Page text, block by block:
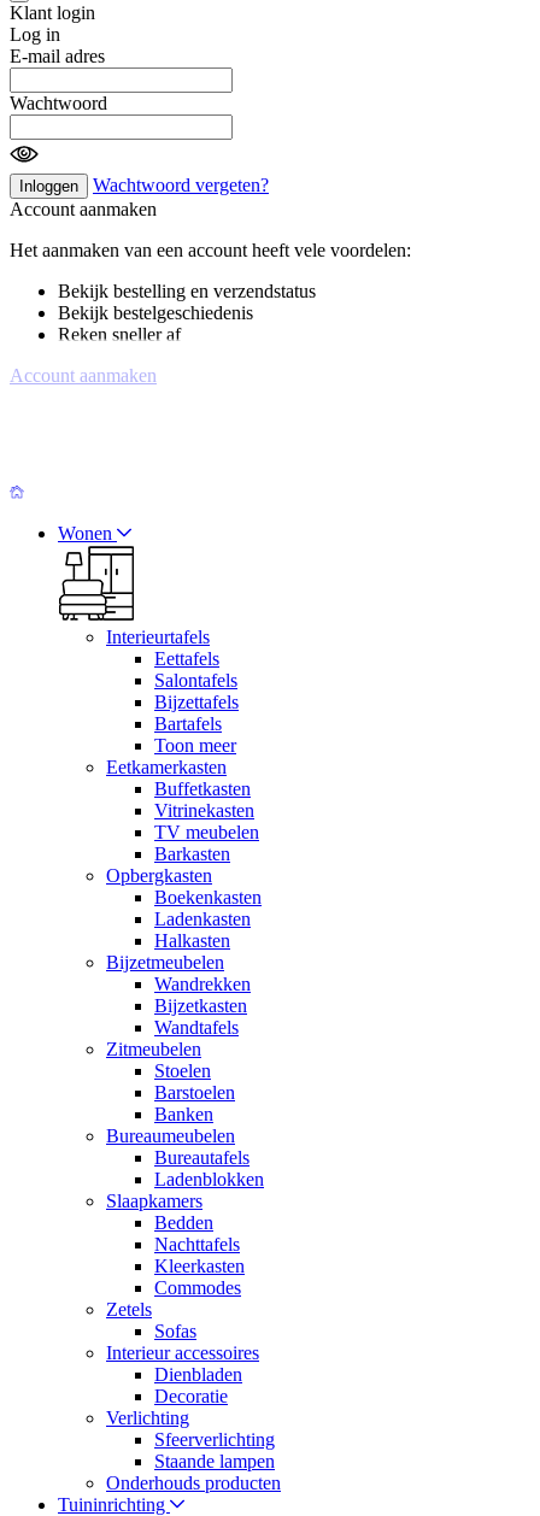
Klant login
Log in
E-mail adres
Wachtwoord
Inloggen
Wachtwoord vergeten?
Account aanmaken
Het aanmaken van een account heeft vele voordelen:
Bekijk bestelling en verzendstatus
Bekijk bestelgeschiedenis
Reken sneller af
Account aanmaken
Wonen
Interieurtafels
Eettafels
Salontafels
Bijzettafels
Bartafels
Toon meer
Eetkamerkasten
Buffetkasten
Vitrinekasten
TV meubelen
Barkasten
Opbergkasten
Boekenkasten
Ladenkasten
Halkasten
Bijzetmeubelen
Wandrekken
Bijzetkasten
Wandtafels
Zitmeubelen
Stoelen
Barstoelen
Banken
Bureaumeubelen
Bureautafels
Ladenblokken
Slaapkamers
Bedden
Nachttafels
Kleerkasten
Commodes
Zetels
Sofas
Interieur accessoires
Dienbladen
Decoratie
Verlichting
Sfeerverlichting
Staande lampen
Onderhouds producten
Tuininrichting